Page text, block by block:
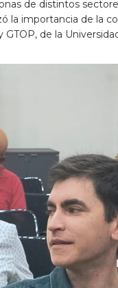
de distintos
la importancia de la
de la